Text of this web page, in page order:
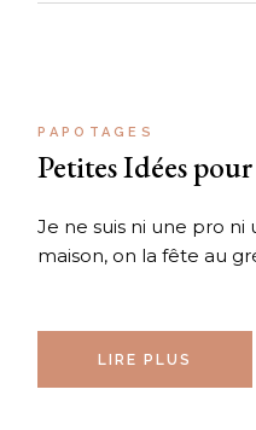
PAPOTAGES
Petites Idées
Je ne suis ni une pro ni
maison, on la fête au
LIRE PLUS